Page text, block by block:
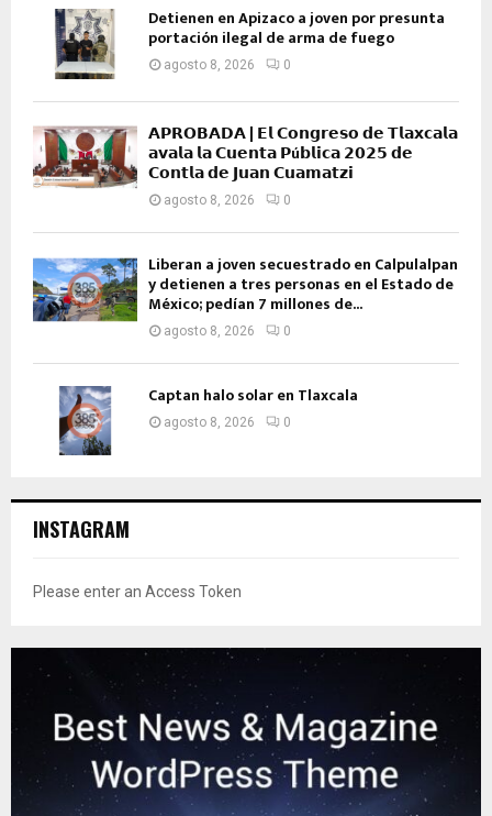
Detienen en Apizaco a joven por presunta
portación ilegal de arma de fuego
agosto 8, 2026 0
𝗔𝗣𝗥𝗢𝗕𝗔𝗗𝗔 | 𝗘𝗹 𝗖𝗼𝗻𝗴𝗿𝗲𝘀𝗼 𝗱𝗲 𝗧𝗹𝗮𝘅𝗰𝗮𝗹𝗮
𝗮𝘃𝗮𝗹𝗮 𝗹𝗮 𝗖𝘂𝗲𝗻𝘁𝗮 𝗣ú𝗯𝗹𝗶𝗰𝗮 𝟮𝟬𝟮𝟱 𝗱𝗲
𝗖𝗼𝗻𝘁𝗹𝗮 𝗱𝗲 𝗝𝘂𝗮𝗻 𝗖𝘂𝗮𝗺𝗮𝘁𝘇𝗶
agosto 8, 2026 0
Liberan a joven secuestrado en Calpulalpan
y detienen a tres personas en el Estado de
México; pedían 7 millones de...
agosto 8, 2026 0
Captan halo solar en Tlaxcala
agosto 8, 2026 0
INSTAGRAM
Please enter an Access Token